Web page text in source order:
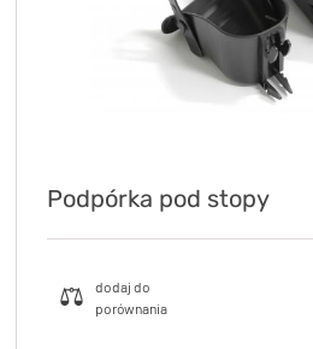
Podpórka pod stopy